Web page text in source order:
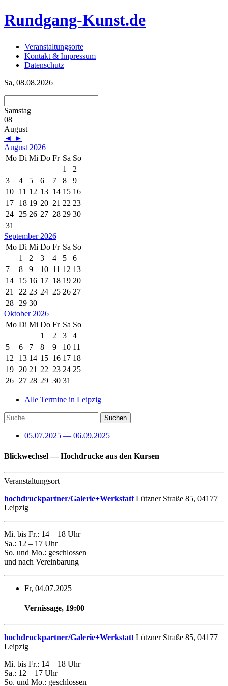
Rundgang-Kunst.de
Veranstaltungsorte
Kontakt & Impressum
Datenschutz
Sa, 08.08.2026
Samstag
08
August
◄ ►
August 2026
Mo Di Mi Do Fr Sa So
1
2
3
4 5 6 7 8
9
10
11 12 13 14 15 16
17
18 19 20 21 22 23
24 25 26 27 28 29 30
31
September 2026
Mo Di Mi Do Fr Sa So
1
2 3 4 5
6
7
8 9 10 11 12 13
14
15 16 17 18 19 20
21
22 23 24 25 26 27
28 29 30
Oktober 2026
Mo Di Mi Do Fr Sa So
1
2 3
4
5
6 7 8 9 10 11
12
13 14 15 16 17 18
19 20 21 22 23 24 25
26 27 28 29 30 31
Alle Termine in Leipzig
05.07.2025 — 06.09.2025
Blickwechsel— Hochdrucke aus den Kursen
Veranstaltungsort
hochdruckpartner/Galerie+Werkstatt Lützner Straße 85, 04177
Leipzig
Mi. bis Fr.: 14 – 18 Uhr
Sa.: 12 – 17 Uhr
So. und Mo.: geschlossen
und nach Vereinbarung
Fr, 04.07.2025
Vernissage, 19:00
hochdruckpartner/Galerie+WerkstattLützner Straße 85, 04177
Leipzig
Mi. bis Fr.: 14 – 18 Uhr
Sa.: 12 – 17 Uhr
So. und Mo.: geschlossen